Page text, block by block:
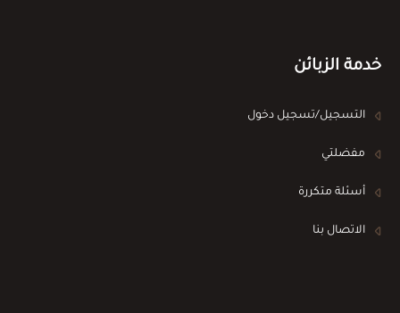
خدمة الزبائن
التسجيل/تسجيل دخول
مفضلتي
أسئلة متكررة
الاتصال بنا